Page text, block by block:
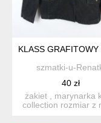
KLASS
szmatki-u-
40 zł
żakiet , marynarka
collection rozmiar z